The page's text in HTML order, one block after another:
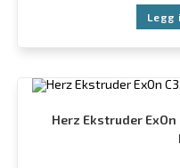
Legg
Herz Ekstruder